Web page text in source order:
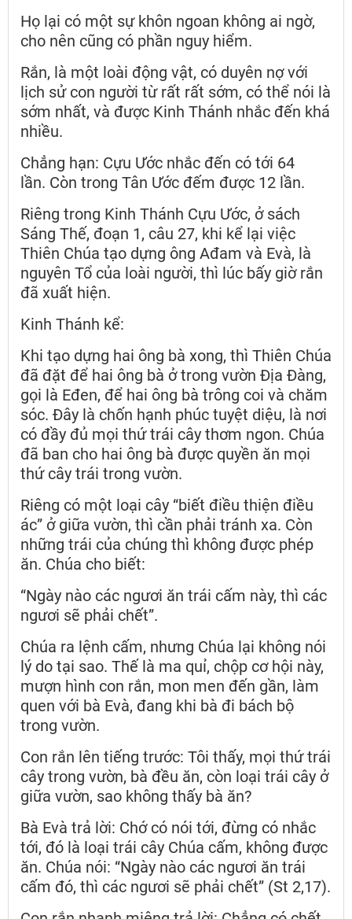
Họ lại có một sự khôn ngoan không ai ngờ,
cho nên cũng có phần nguy hiểm.
Rắn, là một loài động vật, có duyên nợ với
lịch sử con người từ rất rất sớm, có thể nói là
sớm nhất, và được Kinh Thánh nhắc đến khá
nhiều.
Chẳng hạn: Cựu Ước nhắc đến có tới 64
lần. Còn trong Tân Ước đếm được 12 lần.
Riêng trong Kinh Thánh Cựu Ước, ở sách
Sáng Thế, đoạn 1, câu 27, khi kể lại việc
Thiên Chúa tạo dựng ông Ađam và Evà, là
nguyên Tổ của loài người, thì lúc bấy giờ rắn
đã xuất hiện.
Kinh Thánh kể:
Khi tạo dựng hai ông bà xong, thì Thiên Chúa
đã đặt để hai ông bà ở trong vườn Địa Đàng,
gọi là Eđen, để hai ông bà trông coi và chăm
sóc. Đây là chốn hạnh phúc tuyệt diệu, là nơi
có đầy đủ mọi thứ trái cây thơm ngon. Chúa
đã ban cho hai ông bà được quyền ăn mọi
thứ cây trái trong vườn.
Riêng có một loại cây “biết điều thiện điều
ác” ở giữa vườn, thì cần phải tránh xa. Còn
những trái của chúng thì không được phép
ăn. Chúa cho biết:
“Ngày nào các ngươi ăn trái cấm này, thì các
ngươi sẽ phải chết”.
Chúa ra lệnh cấm, nhưng Chúa lại không nói
lý do tại sao. Thế là ma quỉ, chộp cơ hội này,
mượn hình con rắn, mon men đến gần, làm
quen với bà Evà, đang khi bà đi bách bộ
trong vườn.
Con rắn lên tiếng trước: Tôi thấy, mọi thứ trái
cây trong vườn, bà đều ăn, còn loại trái cây ở
giữa vườn, sao không thấy bà ăn?
Bà Evà trả lời: Chớ có nói tới, đừng có nhắc
tới, đó là loại trái cây Chúa cấm, không được
ăn. Chúa nói: “Ngày nào các ngươi ăn trái
cấm đó, thì các ngươi sẽ phải chết” (St 2,17).